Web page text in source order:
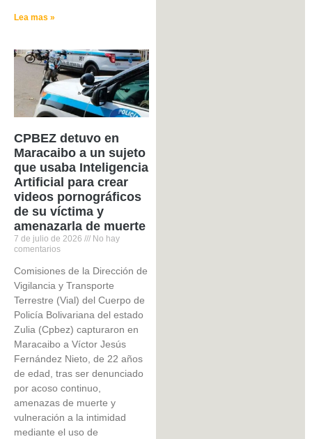
Lea mas »
CPBEZ detuvo en
Maracaibo a un sujeto
que usaba Inteligencia
Artificial para crear
videos pornográficos
de su víctima y
amenazarla de muerte
7 de julio de 2026
No hay
comentarios
Comisiones de la Dirección de
Vigilancia y Transporte
Terrestre (Vial) del Cuerpo de
Policía Bolivariana del estado
Zulia (Cpbez) capturaron en
Maracaibo a Víctor Jesús
Fernández Nieto, de 22 años
de edad, tras ser denunciado
por acoso continuo,
amenazas de muerte y
vulneración a la intimidad
mediante el uso de